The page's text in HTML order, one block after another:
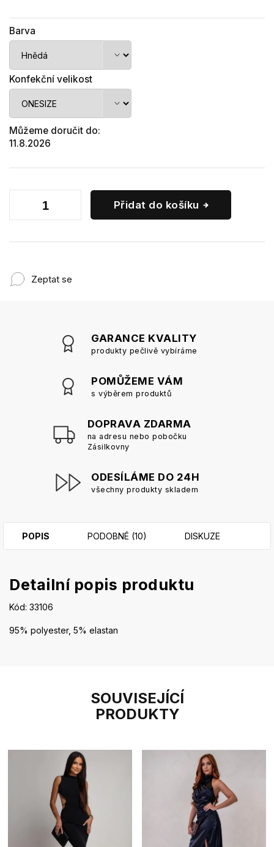
Barva
Konfekční velikost
Můžeme doručit do:
11.8.2026
Přidat do košíku
Zeptat se
GARANCE KVALITY
produkty pečlivě vybíráme
POMŮŽEME VÁM
s výběrem produktů
DOPRAVA ZDARMA
na adresu nebo pobočku
Zásilkovny
ODESÍLÁME DO 24H
všechny produkty skladem
SOUVISEJÍCÍ
PRODUKTY
POPIS PODOBNÉ (10) DISKUZE
Detailní popis produktu
Kód: 33106
95% polyester, 5% elastan